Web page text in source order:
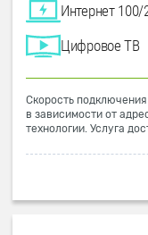
Интернет
Цифровое ТВ
Скорость
в зависимости от
технологии. Услуга